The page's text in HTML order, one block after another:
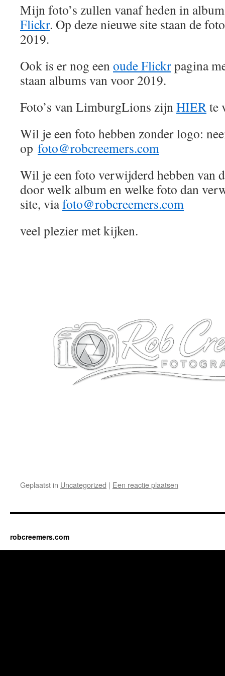
Mijn foto’s zullen vanaf heden in
Flickr. Op deze nieuwe site staan de
2019.
Ook is er nog eenoude Flickrpagina
staan albums van voor 2019.
Foto’s van LimburgLions zijnHIERte
Wil je een foto hebben zonder logo:
op foto@robcreemers.com
Wil je een foto verwijderd hebben van
door welk album en welke foto dan
site, viafoto@robcreemers.com
veel plezier met kijken.
Geplaatst in Uncategorized | Een reactie plaatsen
robcreemers.com